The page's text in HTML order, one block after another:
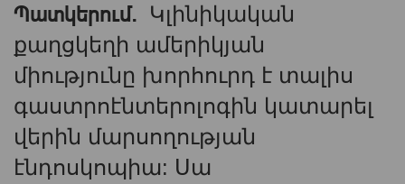
Պատկերում. Կլինիկական
քաղցկեղի ամերիկյան
միությունը խորհուրդ է տալիս
գաստրոէնտերոլոգին կատարել
վերին մարսողության
էնդոսկոպիա: Սա